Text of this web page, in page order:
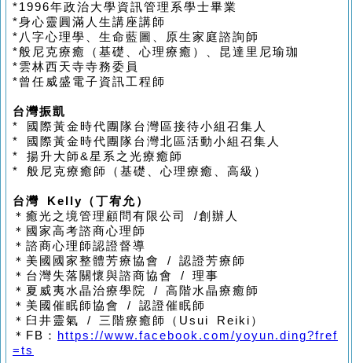
*1996年政治大學資訊管理系學士畢業
*身心靈圓滿人生講座講師
* 八字心理學 生命藍圖
原生家庭諮詢師
*般尼克療癒 （ 基礎、心理療癒 ）
、昆達里尼瑜珈
*雲林西天寺寺務委員
*曾任威盛電子資訊工程師
台灣振凱
*
國際黃金時代團隊台灣區接待小組召集人
*
國際黃金時代團隊台灣北區活動小組召集人
* 揚升大師&星系之光療癒師
* 般尼克療癒師 （ 基礎、心理療癒、高級 ）
台灣 Kelly（丁宥允）
＊癒光之境管理顧問有限公司
/創辦人
＊國家高考諮商心理師
＊諮商心理師認證督導
＊美國國家整體芳療協會 /認證芳療師
＊台灣失落關懷與諮商協會 /理事
＊夏威夷水晶治療學院
/高階水晶療癒師
＊美國催眠師協會
/認證催眠師
＊臼井靈氣
/ 三階療癒師
（Usui Reiki）
＊ FB ：
https://www.facebook.com/yoyun.ding?fref
=ts